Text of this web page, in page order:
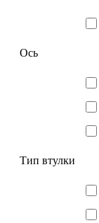
Ось
Тип втулки